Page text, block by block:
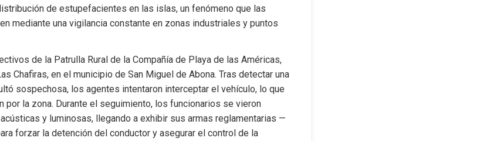
de estupefacientes en las islas, un fenómeno que las
mediante una vigilancia constante en zonas industriales y puntos
de la Patrulla Rural de la Compañía de Playa de las Américas,
Chafiras, en el municipio de San Miguel de Abona. Tras detectar una
sospechosa, los agentes intentaron interceptar el vehículo, lo que
por la zona. Durante el seguimiento, los funcionarios se vieron
y luminosas, llegando a exhibir sus armas reglamentarias —
forzar la detención del conductor y asegurar el control de la